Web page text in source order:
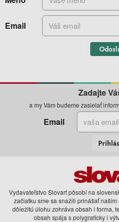
Email
Zadajte
a my Vám budeme zasielať
Email
Vydavateľstvo Slovart pôsobí na
začiatku sme sa snažili prinášať
dôležitú úlohu zohráva obsah i forma,
obsah spája s polygraficky i